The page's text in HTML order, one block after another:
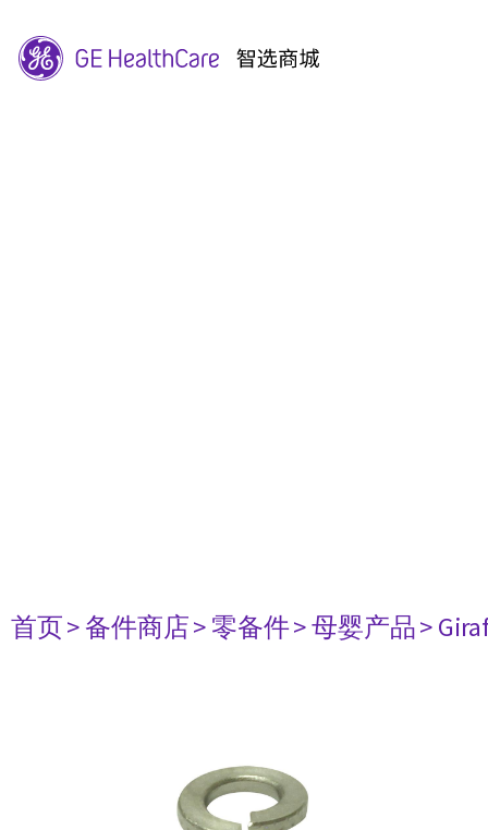
首页> 备件商店> 零备件> 母婴产品>